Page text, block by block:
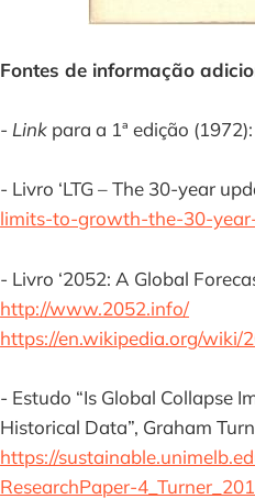
Fontes de informação
- Link para a 1ª edição (1972):
- Livro ‘LTG – The 30-year
limits-to-growth-the-30-
- Livro ‘2052: A Global
http://www.2052.info/
https://en.wikipedia.org/wiki/
- Estudo “Is Global Collapse
Historical Data”, Graham
https://
ResearchPaper-